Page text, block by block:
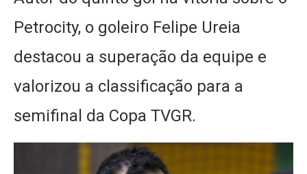
Petrocity, o goleiro Felipe Ureia
destacou a superação da equipe e
valorizou a classificação para a
semifinal da Copa TVGR.